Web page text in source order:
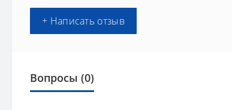
+ Написать отзыв
Вопросы (0)